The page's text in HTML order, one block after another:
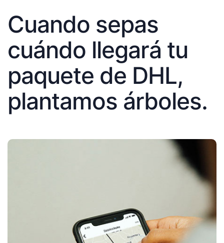
Cuando sepas
cuándo llegará tu
paquete de DHL,
plantamos árboles.